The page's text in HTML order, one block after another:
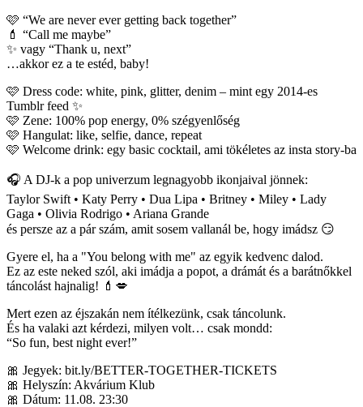
🩷 “We are never ever getting back together”
💄 “Call me maybe”
✨ vagy “Thank u, next”
…akkor ez a te estéd, baby!
🩷 Dress code: white, pink, glitter, denim – mint egy 2014-es
Tumblr feed ✨
🩷 Zene: 100% pop energy, 0% szégyenlőség
🩷 Hangulat: like, selfie, dance, repeat
🩷 Welcome drink: egy basic cocktail, ami tökéletes az insta story-ba
🎧 A DJ-k a pop univerzum legnagyobb ikonjaival jönnek:
Taylor Swift • Katy Perry • Dua Lipa • Britney • Miley • Lady
Gaga • Olivia Rodrigo • Ariana Grande
és persze az a pár szám, amit sosem vallanál be, hogy imádsz 😏
Gyere el, ha a "You belong with me" az egyik kedvenc dalod.
Ez az este neked szól, aki imádja a popot, a drámát és a barátnőkkel
táncolást hajnalig! 💄💋
Mert ezen az éjszakán nem ítélkezünk, csak táncolunk.
És ha valaki azt kérdezi, milyen volt… csak mondd:
“So fun, best night ever!”
🎀 Jegyek: bit.ly/BETTER-TOGETHER-TICKETS
🎀 Helyszín: Akvárium Klub
🎀 Dátum: 11.08. 23:30